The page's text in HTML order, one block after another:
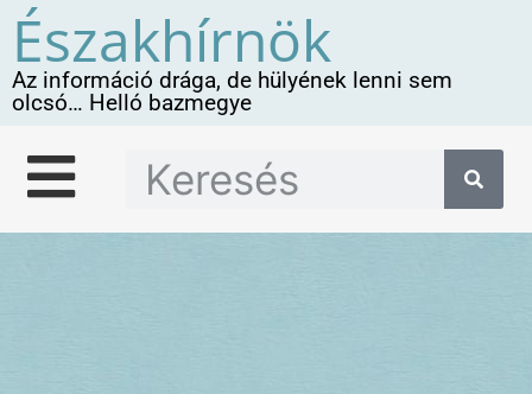
Északhírnök
Az információ drága, de hülyének lenni sem
olcsó… Helló bazmegye